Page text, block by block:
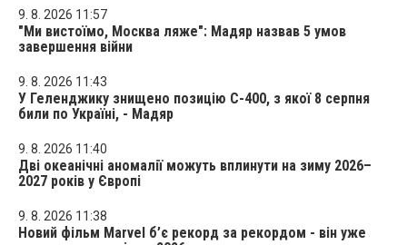
9. 8. 2026 11:57
"Ми вистоїмо, Москва ляже": Мадяр назвав 5 умов
завершення війни
9. 8. 2026 11:43
У Геленджику знищено позицію С-400, з якої 8 серпня
били по Україні, - Мадяр
9. 8. 2026 11:40
Дві океанічні аномалії можуть вплинути на зиму 2026–
2027 років у Європі
9. 8. 2026 11:38
Новий фільм Marvel б’є рекорд за рекордом - він уже